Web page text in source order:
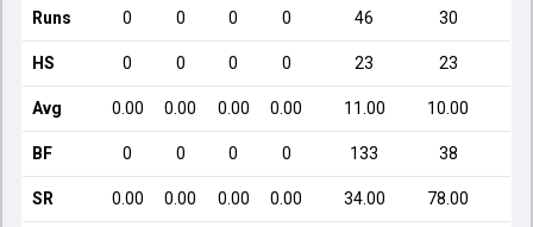
Runs 0 0 0 0 46 30
HS 0 0 0 0 23 23
Avg 0.00 0.00 0.00 0.00 11.00 10.00
BF 0 0 0 0 133 38
SR 0.00 0.00 0.00 0.00 34.00 78.00